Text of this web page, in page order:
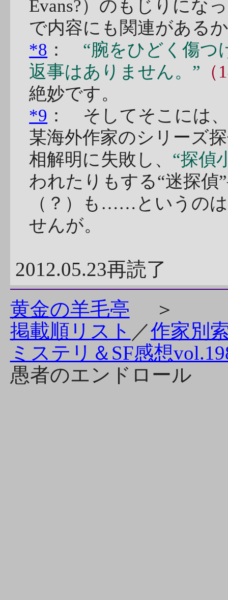
Evans?）のもじりにな
で内容にも関連がある
*8 ： “腕をひどく傷つ
返事はありません。”
絶妙です。
*9 ： そしてそこには
某海外作家のシリーズ
相解明に失敗し、 “探偵
われたりもする“迷探
（？）も……というの
せんが。
2012.05.23再読了
黄金の羊毛亭 ＞
掲載順リスト ／作家別
ミステリ＆SF感想
愚者のエンドロール